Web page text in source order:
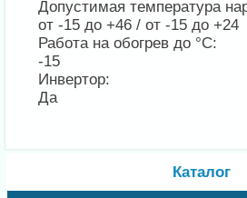
Допустимая температура
от -15 до +46 / от -15 до +24
Работа на обогрев до °С:
-15
Инвертор:
Да
Каталог